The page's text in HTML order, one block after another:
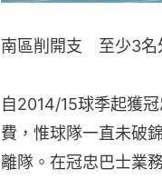
南區削開支　至少3
自2014/15球季起獲
費，惟球隊一直未破
離隊。在冠忠巴士業